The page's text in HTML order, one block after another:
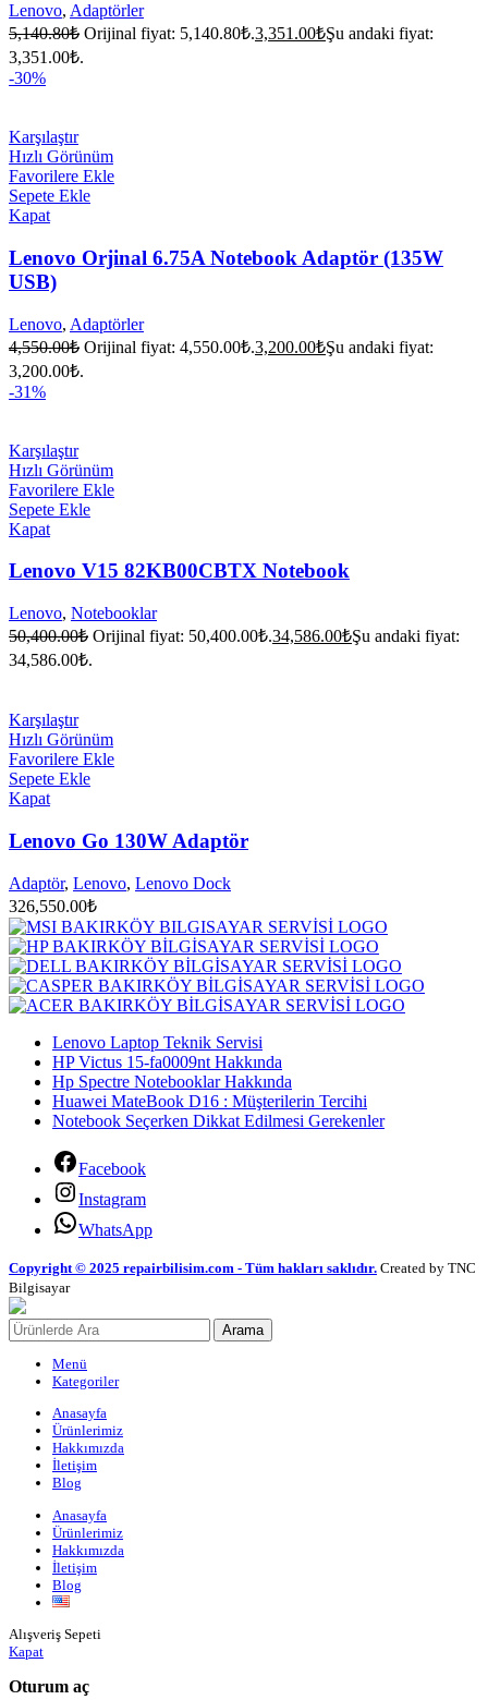
Lenovo, Adaptörler
5,140.80₺ Orijinal fiyat: 5,140.80₺.3,351.00₺Şu andaki fiyat:
3,351.00₺.
-30%
Karşılaştır
Hızlı Görünüm
Favorilere Ekle
Sepete Ekle
Kapat
Lenovo Orjinal 6.75A Notebook Adaptör (135W
USB)
Lenovo, Adaptörler
4,550.00₺ Orijinal fiyat: 4,550.00₺.3,200.00₺Şu andaki fiyat:
3,200.00₺.
-31%
Karşılaştır
Hızlı Görünüm
Favorilere Ekle
Sepete Ekle
Kapat
Lenovo V15 82KB00CBTX Notebook
Lenovo, Notebooklar
50,400.00₺ Orijinal fiyat: 50,400.00₺.34,586.00₺Şu andaki fiyat:
34,586.00₺.
Karşılaştır
Hızlı Görünüm
Favorilere Ekle
Sepete Ekle
Kapat
Lenovo Go 130W Adaptör
Adaptör, Lenovo, Lenovo Dock
326,550.00₺
Lenovo Laptop Teknik Servisi
HP Victus 15-fa0009nt Hakkında
Hp Spectre Notebooklar Hakkında
Huawei MateBook D16 : Müşterilerin Tercihi
Notebook Seçerken Dikkat Edilmesi Gerekenler
Facebook
Instagram
WhatsApp
Copyright © 2025 repairbilisim.com - Tüm hakları saklıdır. Created by TNC
Bilgisayar
Arama
Menü
Kategoriler
Anasayfa
Ürünlerimiz
Hakkımızda
İletişim
Blog
Anasayfa
Ürünlerimiz
Hakkımızda
İletişim
Blog
Alışveriş Sepeti
Kapat
Oturum aç